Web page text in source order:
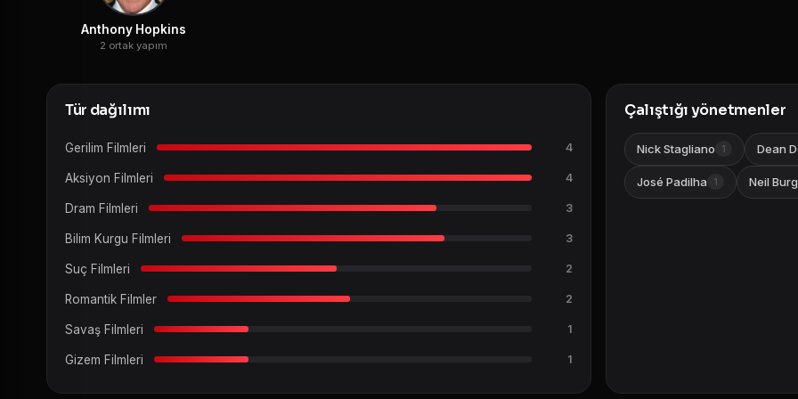
Anthony Hopkins
2 ortak yapım
Tür dağılımı
Gerilim Filmleri 4
Aksiyon Filmleri 4
Dram Filmleri 3
Bilim Kurgu Filmleri 3
Suç Filmleri 2
Romantik Filmler 2
Savaş Filmleri 1
Gizem Filmleri 1
Çalıştığı yönetmenler
Nick Stagliano 1 Dean
José Padilha 1 Neil